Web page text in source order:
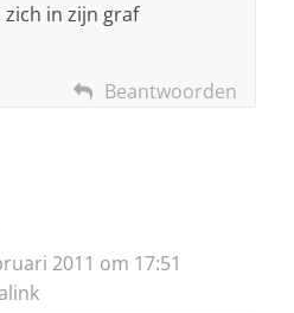
zich in zijn graf
Beantwoorden
2011 om 17:51